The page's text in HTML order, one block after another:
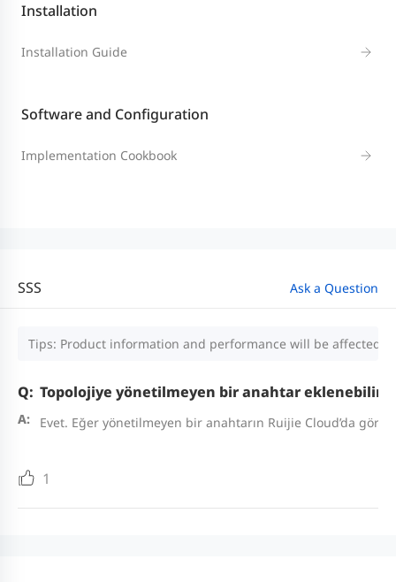
Installation
Installation Guide
Software and Configuration
Implementation Cookbook
SSS Ask a Question
Tips: Product information and performance will be affected
Topolojiye yönetilmeyen bir anahtar eklenebilir
Evet. Eğer yönetilmeyen bir anahtarın Ruijie Cloud’da
1